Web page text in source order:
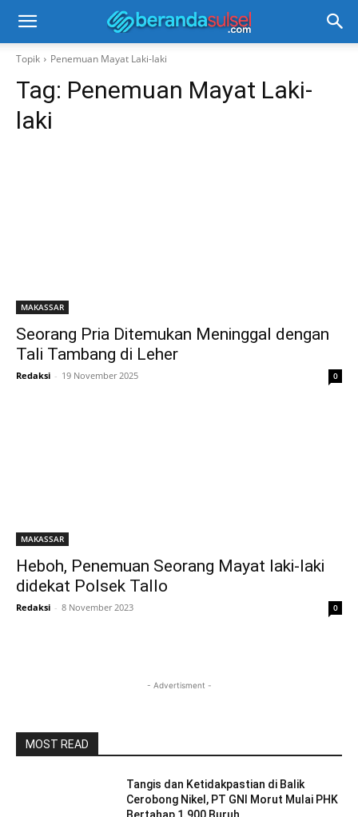
Topik Penemuan Mayat Laki-laki
Tag: Penemuan Mayat Laki-
laki
MAKASSAR
Seorang Pria Ditemukan Meninggal dengan
Tali Tambang di Leher
Redaksi - 19 November 2025 0
MAKASSAR
Heboh, Penemuan Seorang Mayat laki-laki
didekat Polsek Tallo
Redaksi - 8 November 2023 0
- Advertisment -
MOST READ
Tangis dan Ketidakpastian di Balik
Cerobong Nikel, PT GNI Morut Mulai PHK